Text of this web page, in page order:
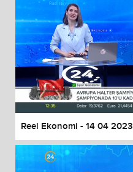
Reel Ekonomi - 14 04 2023